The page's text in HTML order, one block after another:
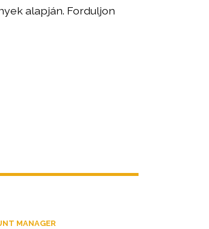
alapján. Forduljon
MANAGER